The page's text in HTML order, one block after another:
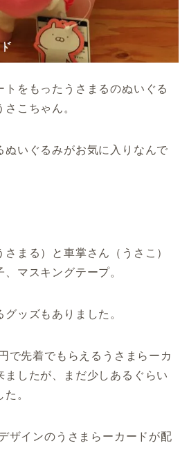
トをもったうさまるのぬいぐる
こちゃん。
ぬいぐるみがお気に入りなんで
まる）と車掌さん（うさこ）
マスキングテープ。
ッズもありました。
で先着でもらえるうさまらーカ
ましたが、まだ少しあるぐらい
。
ザインのうさまらーカードが配